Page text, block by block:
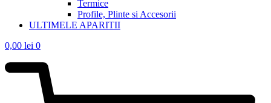
Termice
Profile, Plinte si Accesorii
ULTIMELE APARITII
0,00 lei 0